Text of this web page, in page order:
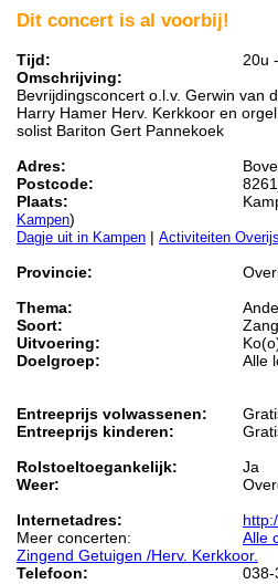
Dit concert is al voorbij!
Tijd:
20u
Omschrijving:
Bevrijdingsconcert o.l.v. Gerwin van
Harry Hamer Herv. Kerkkoor en
solist Bariton Gert Pannekoek
Adres:
Postcode:
Plaats:
Kampen)
Dagje uit in Kampen | Activiteiten
Provincie:
Thema:
Soort:
Uitvoering:
Doelgroep:
Alle
Entreeprijs volwassenen:
Entreeprijs kinderen:
Rolstoeltoegankelijk:
Ja
Weer:
Internetadres:
Meer concerten:
Alle
Zingend Getuigen /Herv. Kerkkoor.
Telefoon:
038-